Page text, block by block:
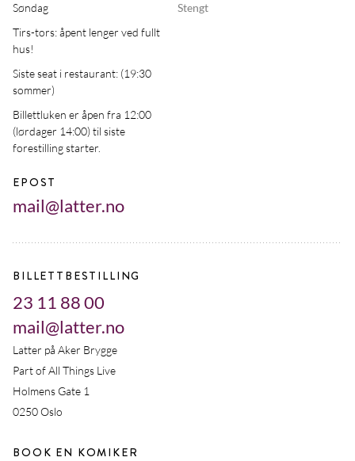
Søndag
Stengt
Tirs-tors: åpent lenger ved fullt
hus!
Siste seat i restaurant: (19:30
sommer)
Billettluken er åpen fra 12:00
(lørdager 14:00) til siste
forestilling starter.
EPOST
mail@latter.no
BILLETTBESTILLING
23 11 88 00
mail@latter.no
Latter på Aker Brygge
Part of All Things Live
Holmens Gate 1
0250 Oslo
BOOK EN KOMIKER